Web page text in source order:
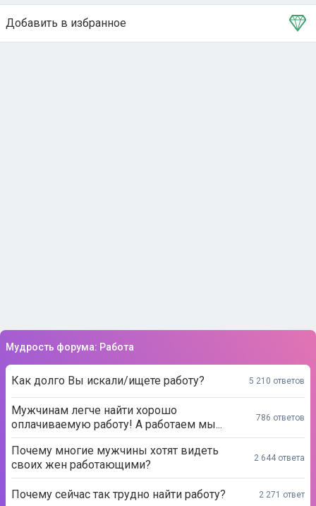
Добавить в избранное
Тема в избранном
Мудрость форума: Работа
Как долго Вы искали/ищете работу? 5 210 ответов
Мужчинам легче найти хорошо
оплачиваемую работу! А работаем мы...
786 ответов
Почему многие мужчины хотят видеть
своих жен работающими?
2 644 ответа
Почему сейчас так трудно найти работу? 2 271 ответ